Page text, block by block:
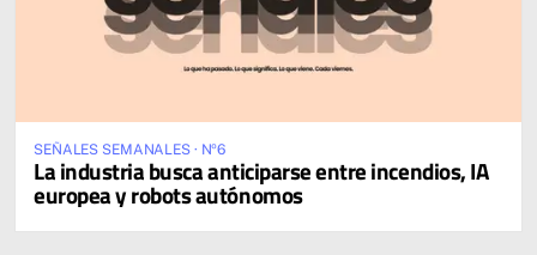
SEÑALES SEMANALES · Nº6
La industria busca anticiparse entre incendios, IA
europea y robots autónomos